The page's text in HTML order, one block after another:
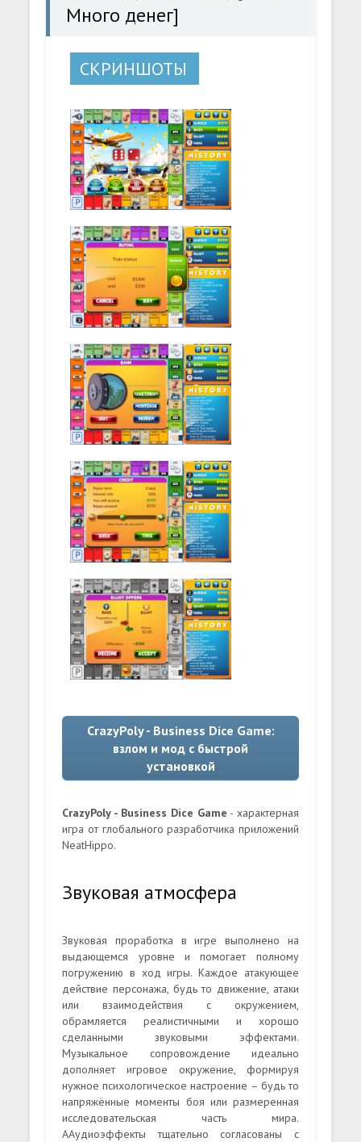
Много денег]
СКРИНШОТЫ
CrazyPoly - Business Dice Game:
взлом и мод с быстрой
установкой
CrazyPoly - Business Dice Game - характерная
игра от глобального разработчика приложений
NeatHippo.
Звуковая атмосфера
Звуковая проработка в игре выполнено на
выдающемся уровне и помогает полному
погружению в ход игры. Каждое атакующее
действие персонажа, будь то движение, атаки
или взаимодействия с окружением,
обрамляется реалистичными и хорошо
сделанными звуковыми эффектами.
Музыкальное сопровождение идеально
дополняет игровое окружение, формируя
нужное психологическое настроение – будь то
напряжённые моменты боя или размеренная
исследовательская часть мира.
ААудиоэффекты тщательно согласованы с